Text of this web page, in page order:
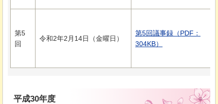
第5
回
令和2年2月14日（金曜日）
第5回議事録（PDF：
304KB）
平成30年度